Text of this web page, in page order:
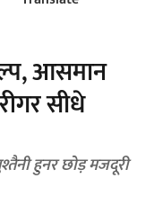
आसमान
सीधे
हुनर छोड़ मजदूरी